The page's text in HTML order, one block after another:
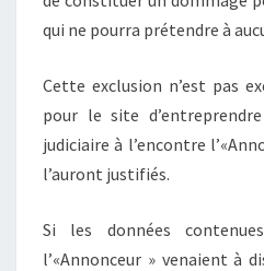
qui ne pourra prétendre à
Cette exclusion n’est pas
pour le site
judiciaire à l’encontre
l’auront justifiés.
Si les données
l’«Annonceur » venaient à